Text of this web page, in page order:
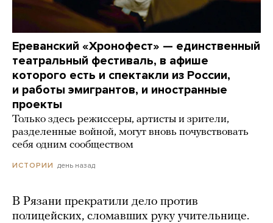
Ереванский «Хронофест» — единственный
театральный фестиваль, в афише
которого есть и спектакли из России,
и работы эмигрантов, и иностранные
проекты
Только здесь режиссеры, артисты и зрители,
разделенные войной, могут вновь почувствовать
себя одним сообществом
ИСТОРИИ день назад
В Рязани прекратили дело против
полицейских, сломавших руку учительнице.